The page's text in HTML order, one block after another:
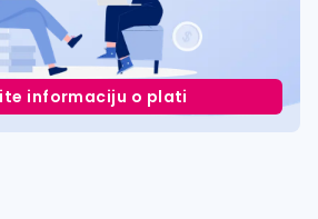
informaciju o plati